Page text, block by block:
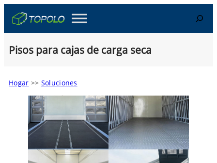
content
Search
Pisos para cajas de carga seca
Hogar >> Soluciones